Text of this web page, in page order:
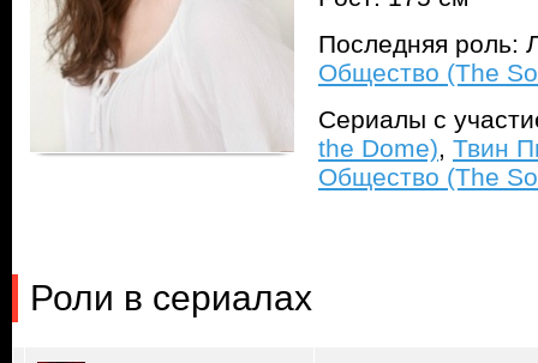
Последняя роль:
Общество (The
Сериалы с
the Dome), Твин
Общество (The
Роли в сериалах